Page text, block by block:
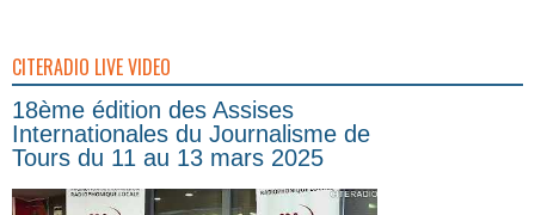
CITERADIO LIVE VIDEO
18ème édition des Assises
Internationales du Journalisme de
Tours du 11 au 13 mars 2025